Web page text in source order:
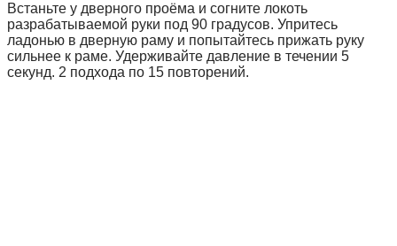
Встаньте у дверного проёма и согните локоть
разрабатываемой руки под 90 градусов. Упритесь
ладонью в дверную раму и попытайтесь прижать руку
сильнее к раме. Удерживайте давление в течении 5
секунд. 2 подхода по 15 повторений.